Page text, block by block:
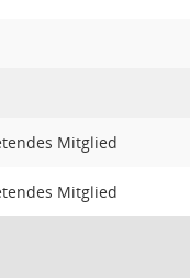
Mitglied
Mitglied